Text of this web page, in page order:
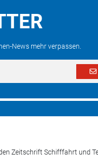
News mehr verpassen.
Zeitschrift Schifffahrt und